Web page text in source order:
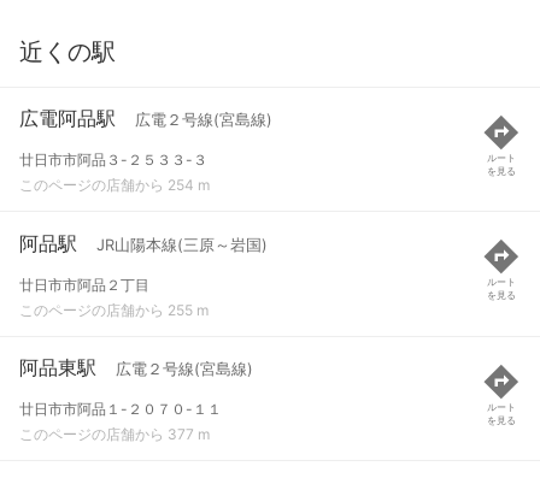
近くの駅
広電阿品駅 広電２号線(宮島線)
廿日市市阿品３-２５３３-３
このページの店舗から 254 m
ルート
を見る
阿品駅 JR山陽本線(三原～岩国)
廿日市市阿品２丁目
このページの店舗から 255 m
ルート
を見る
阿品東駅 広電２号線(宮島線)
廿日市市阿品１-２０７０-１１
このページの店舗から 377 m
ルート
を見る